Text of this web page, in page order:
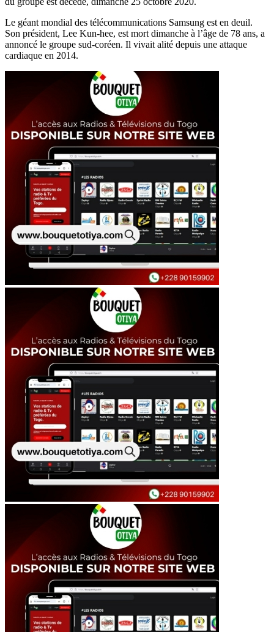
Le géant mondial des télécommunications Samsung est en deuil.
Son président, Lee Kun-hee, est mort dimanche à l’âge de 78 ans, a
annoncé le groupe sud-coréen. Il vivait alité depuis une attaque
cardiaque en 2014.